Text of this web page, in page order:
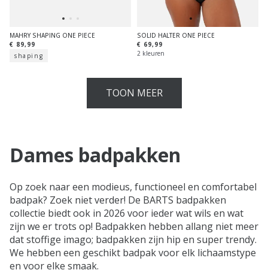
MAHRY SHAPING ONE PIECE
€ 89,99
shaping
SOLID HALTER ONE PIECE
€ 69,99
2 kleuren
TOON MEER
Dames badpakken
Op zoek naar een modieus, functioneel en comfortabel
badpak? Zoek niet verder! De BARTS badpakken
collectie biedt ook in 2026 voor ieder wat wils en wat
zijn we er trots op! Badpakken hebben allang niet meer
dat stoffige imago; badpakken zijn hip en super trendy.
We hebben een geschikt badpak voor elk lichaamstype
en voor elke smaak.